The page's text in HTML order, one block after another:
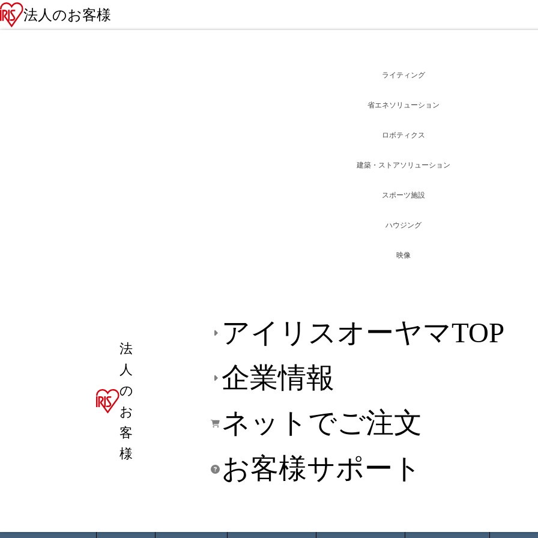
法人のお客様
法
人
の
お
客
様
アイリスオーヤマTOP
企業情報
ネットでご注文
お客様サポート
ライティング
省エネソリューション
ロボティクス
建築・ストアソリューション
スポーツ施設
ハウジング
映像